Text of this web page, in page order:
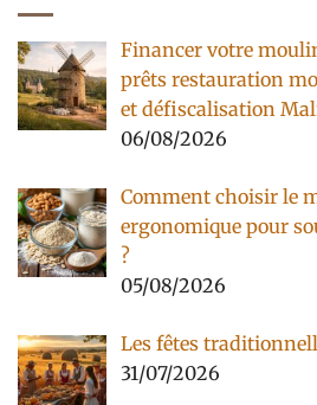
Financer votre
prêts restauration
et défiscalisation
06/08/2026
Comment choisir le
ergonomique pour
?
05/08/2026
Les fêtes
31/07/2026